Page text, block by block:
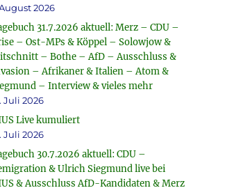
2026
31.7.2026 aktuell: Merz – CDU –
– Ost-MPs & Köppel – Solowjow &
– Bothe – AfD – Ausschluss &
– Afrikaner & Italien – Atom &
– Interview & vieles mehr
Juli 2026
Live kumuliert
Juli 2026
30.7.2026 aktuell: CDU –
& Ulrich Siegmund live bei
& Ausschluss AfD-Kandidaten & Merz